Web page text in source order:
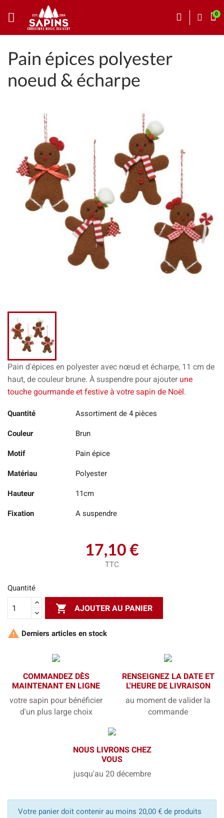
Pain épices polyester
noeud & écharpe
Pain d'épices en polyester avec nœud et écharpe, 11 cm de
haut, de couleur brune. À suspendre pour ajouter une
touche gourmande et festive à votre sapin de Noël.
Quantité Assortiment de 4 pièces
Couleur Brun
Motif Pain épice
Matériau Polyester
Hauteur 11cm
Fixation A suspendre
17,10 €
TTC
Quantité
 AJOUTER AU PANIER
 Derniers articles en stock
COMMANDEZ DÈS
MAINTENANT EN LIGNE
votre sapin pour bénéficier
d'un plus large choix
RENSEIGNEZ LA DATE ET
L'HEURE DE LIVRAISON
au moment de valider la
commande
NOUS LIVRONS CHEZ
VOUS
jusqu'au 20 décembre
Votre panier doit contenir au moins 20,00 € de produits